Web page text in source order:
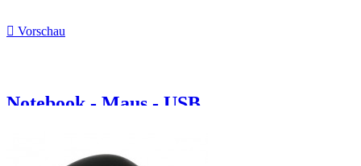
 Vorschau
Notebook - Maus - USB